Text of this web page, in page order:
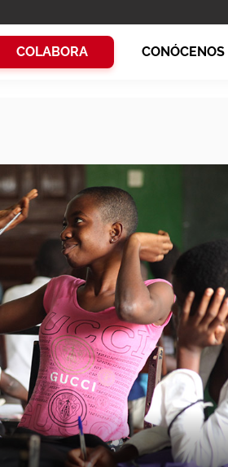
COLABORA CONÓCENOS